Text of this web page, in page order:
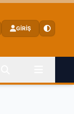
GİRİŞ